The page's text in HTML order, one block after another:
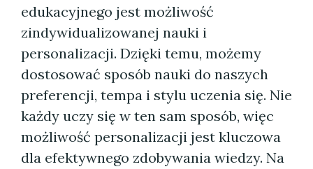
edukacyjnego jest możliwość
zindywidualizowanej nauki i
personalizacji. Dzięki temu, możemy
dostosować sposób nauki do naszych
preferencji, tempa i stylu uczenia się. Nie
każdy uczy się w ten sam sposób, więc
możliwość personalizacji jest kluczowa
dla efektywnego zdobywania wiedzy. Na